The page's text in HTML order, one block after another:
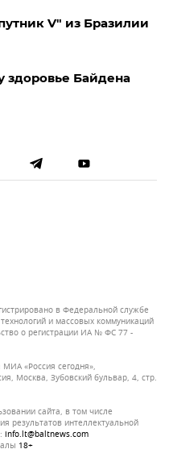
V" из Бразилии
здоровье Байдена
в Федеральной службе
и массовых коммуникаций
о регистрации ИА № ФС 77 -
МИА «Россия сегодня»,
Москва, Зубовский бульвар, 4, стр.
сайта, в том числе
результатов интеллектуальной
info.lt@baltnews.com
18+